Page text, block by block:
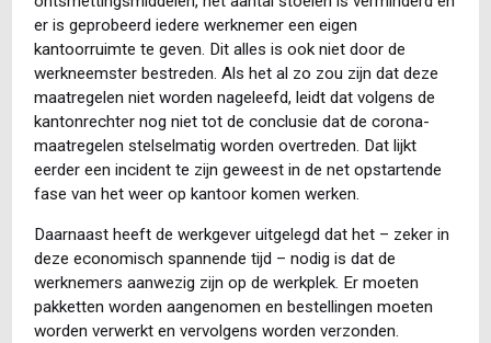
er is geprobeerd iedere werknemer een eigen
kantoorruimte te geven. Dit alles is ook niet door de
werkneemster bestreden. Als het al zo zou zijn dat deze
maatregelen niet worden nageleefd, leidt dat volgens de
kantonrechter nog niet tot de conclusie dat de corona-
maatregelen stelselmatig worden overtreden. Dat lijkt
eerder een incident te zijn geweest in de net opstartende
fase van het weer op kantoor komen werken.
Daarnaast heeft de werkgever uitgelegd dat het – zeker in
deze economisch spannende tijd – nodig is dat de
werknemers aanwezig zijn op de werkplek. Er moeten
pakketten worden aangenomen en bestellingen moeten
worden verwerkt en vervolgens worden verzonden.